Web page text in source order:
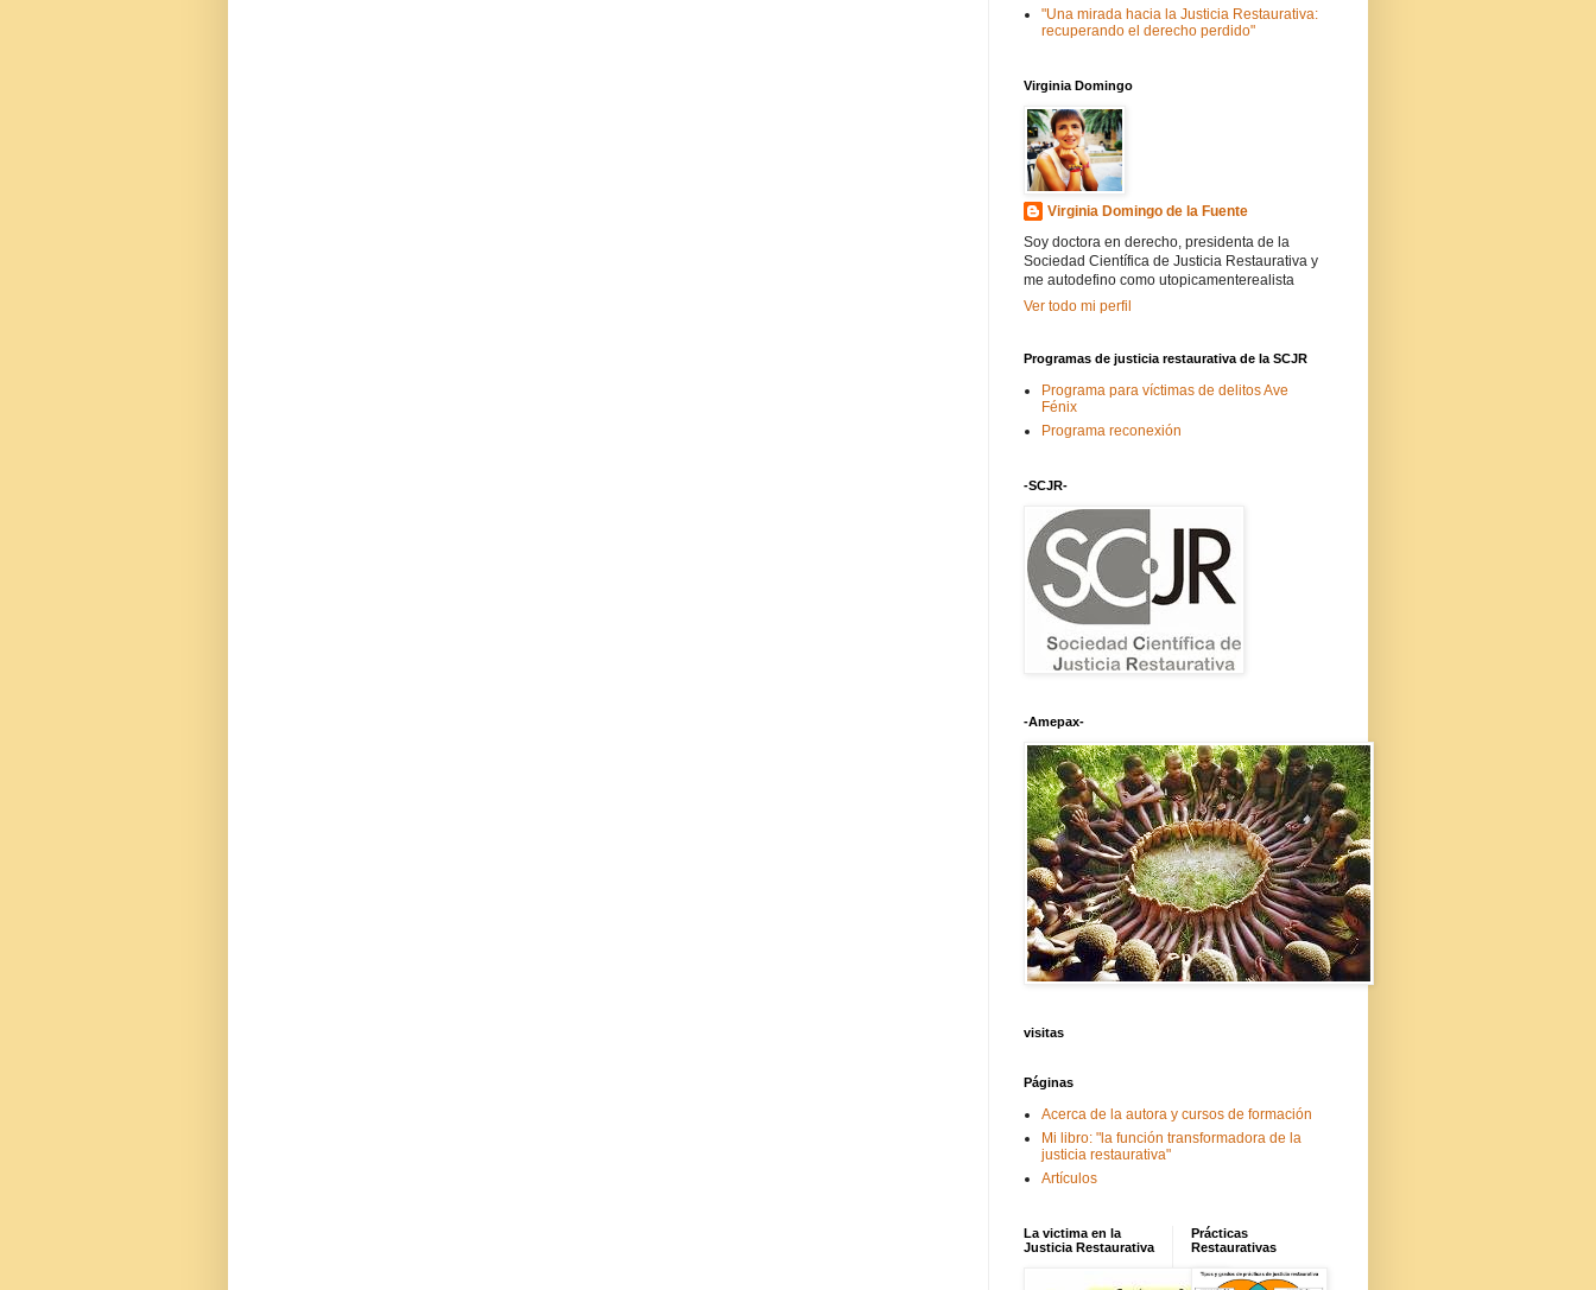
"Una mirada hacia la Justicia Restaurativa:
recuperando el derecho perdido"
Virginia Domingo
Virginia Domingo de la Fuente
Soy doctora en derecho, presidenta de la
Sociedad Científica de Justicia Restaurativa y
me autodefino como utopicamenterealista
Ver todo mi perfil
Programas de justicia restaurativa de la SCJR
Programa para víctimas de delitos Ave
Fénix
Programa reconexión
-SCJR-
-Amepax-
visitas
Páginas
Acerca de la autora y cursos de formación
Mi libro: "la función transformadora de la
justicia restaurativa"
Artículos
La victima en la
Justicia Restaurativa
Prácticas
Restaurativas